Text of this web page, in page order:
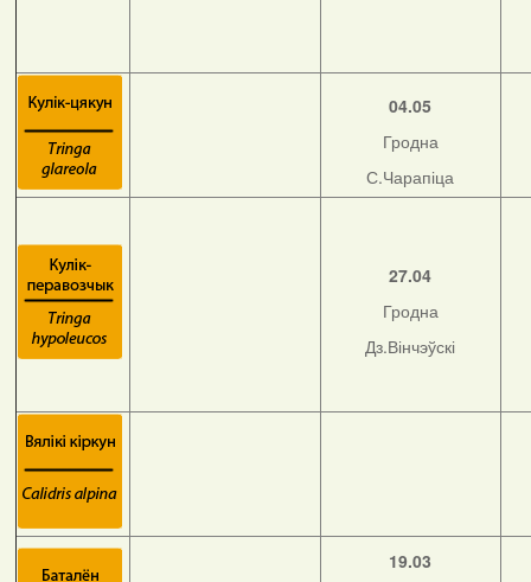
04.05
Гродна
С.Чарапіца
27.04
Гродна
Дз.Вінчэўскі
19.03